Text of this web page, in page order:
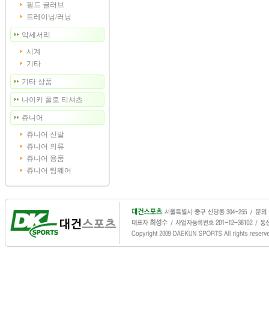
필드 글러브
트레이닝/러닝
악세서리
시계
기타
기타 상품
나이키 폴로 티셔츠
쥬니어
쥬니어 신발
쥬니어 의류
쥬니어 용품
쥬니어 팀웨어